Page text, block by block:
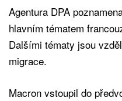
Agentura DPA
hlavním tématem
Dalšími tématy jsou
migrace.
Macron vstoupil do